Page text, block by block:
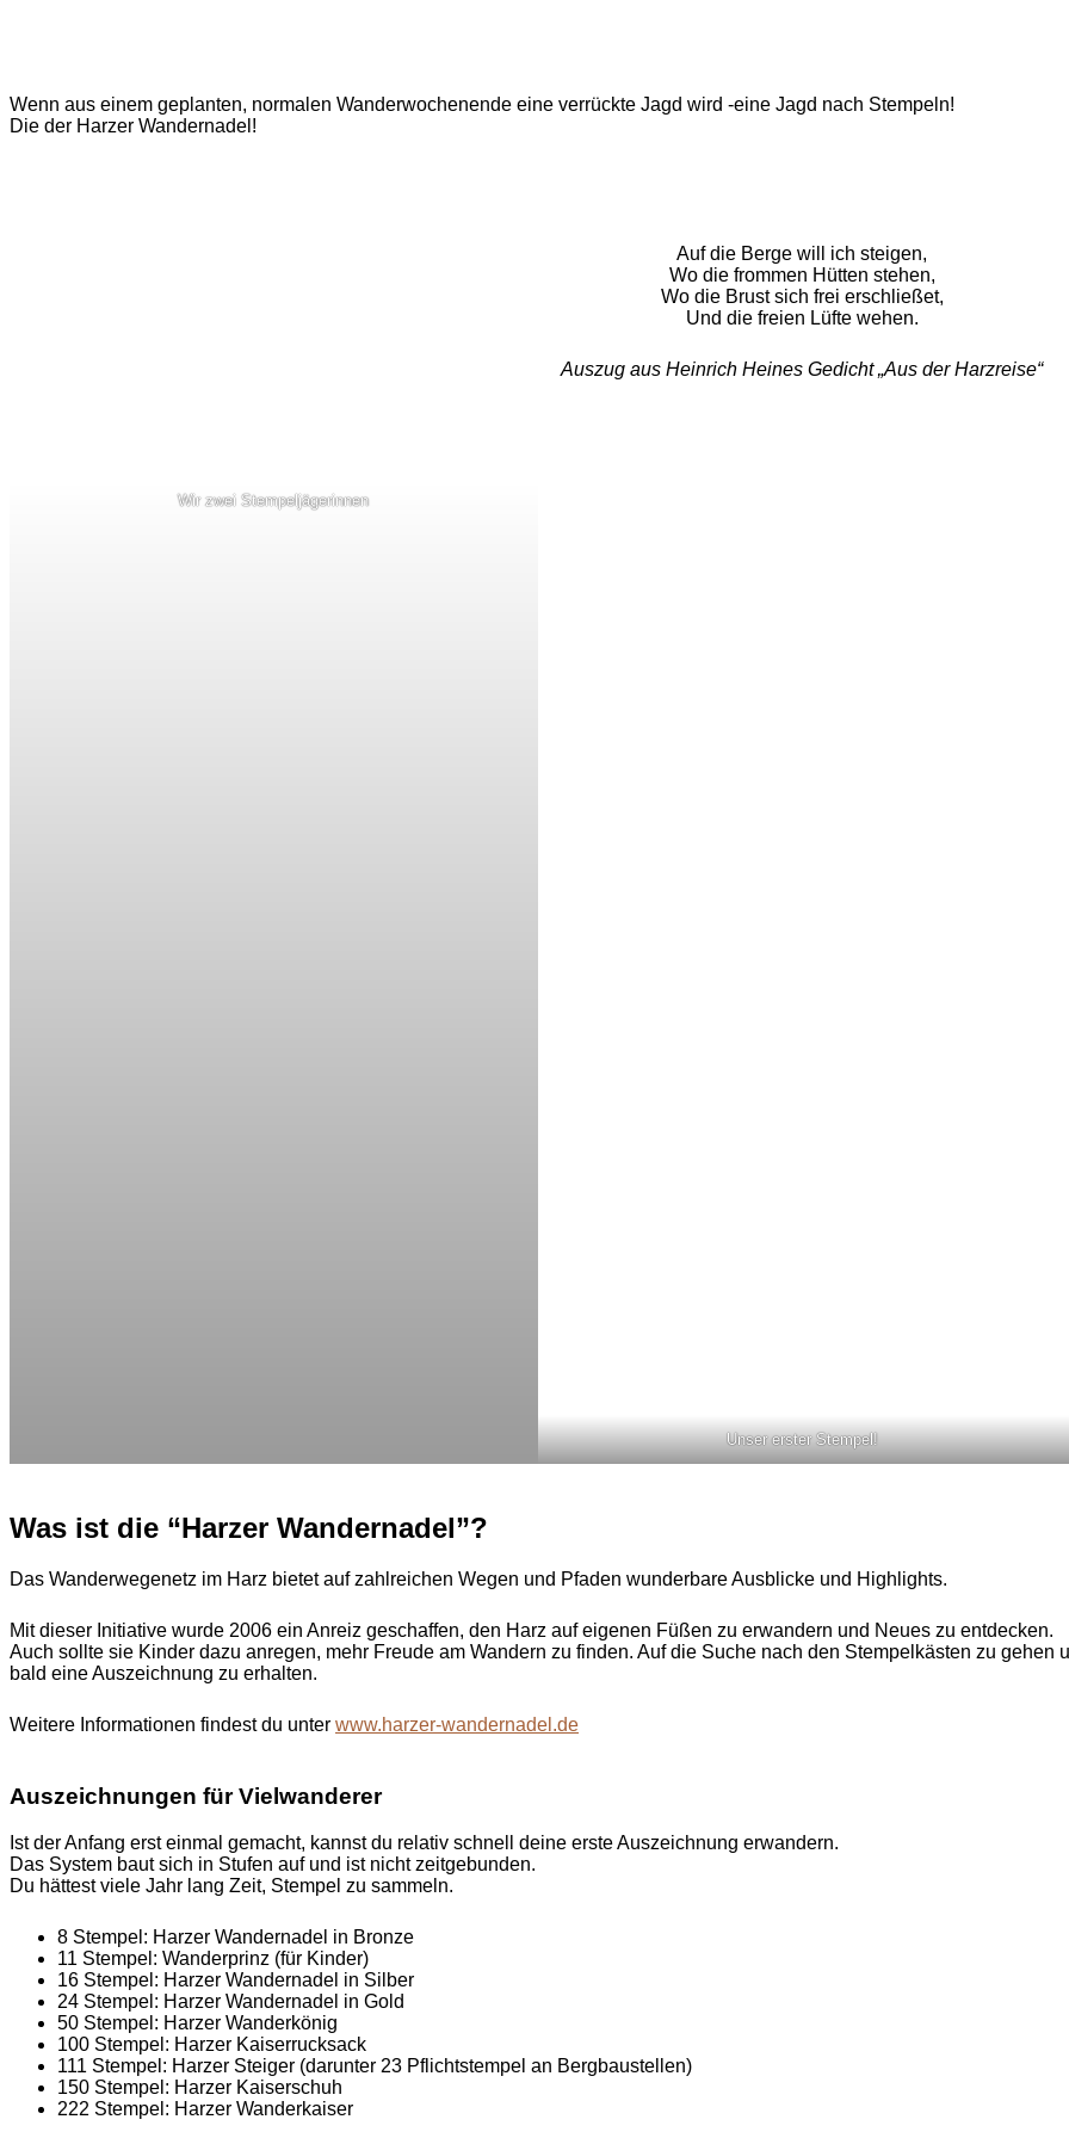
Wenn aus einem geplanten, normalen Wanderwochenende eine verrückte Jagd wird -eine Jagd nach Stempeln!
Die der Harzer Wandernadel!
Auf die Berge will ich steigen,
Wo die frommen Hütten stehen,
Wo die Brust sich frei erschließet,
Und die freien Lüfte wehen.
Auszug aus Heinrich Heines Gedicht „Aus der Harzreise“
Wir zwei Stempeljägerinnen
Unser erster Stempel!
Was ist die “Harzer Wandernadel”?
Das Wanderwegenetz im Harz bietet auf zahlreichen Wegen und Pfaden wunderbare Ausblicke und Highlights.
Mit dieser Initiative wurde 2006 ein Anreiz geschaffen, den Harz auf eigenen Füßen zu erwandern und Neues zu entdecken.
Auch sollte sie Kinder dazu anregen, mehr Freude am Wandern zu finden. Auf die Suche nach den Stempelkästen zu
bald eine Auszeichnung zu erhalten.
Weitere Informationen findest du unter www.harzer-wandernadel.de
Auszeichnungen für Vielwanderer
Ist der Anfang erst einmal gemacht, kannst du relativ schnell deine erste Auszeichnung erwandern.
Das System baut sich in Stufen auf und ist nicht zeitgebunden.
Du hättest viele Jahr lang Zeit, Stempel zu sammeln.
8 Stempel: Harzer Wandernadel in Bronze
11 Stempel: Wanderprinz (für Kinder)
16 Stempel: Harzer Wandernadel in Silber
24 Stempel: Harzer Wandernadel in Gold
50 Stempel: Harzer Wanderkönig
100 Stempel: Harzer Kaiserrucksack
111 Stempel: Harzer Steiger (darunter 23 Pflichtstempel an Bergbaustellen)
150 Stempel: Harzer Kaiserschuh
222 Stempel: Harzer Wanderkaiser